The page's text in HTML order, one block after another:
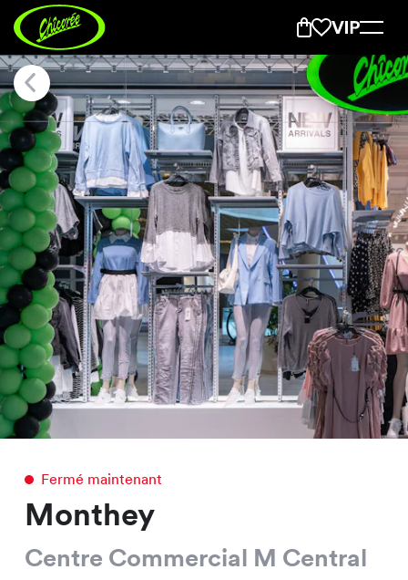
Monthey
Fermé maintenant
Monthey
Centre Commercial M Central